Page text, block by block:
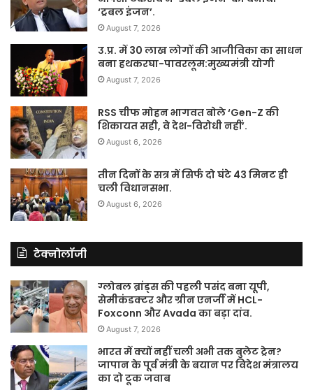
‘ट्रबल इंजन’.
August 7, 2026
उ.प्र. में 30 लाख लोगों की आजीविका का साधन
बना हथकरघा-पावरलूम:मुख्यमंत्री योगी
August 7, 2026
RSS चीफ मोहन भागवत बोले ‘Gen-Z की
शिकायत सही, वे देश-विरोधी नहीं’.
August 6, 2026
तीन दिनों के सत्र में सिर्फ दो घंटे 43 मिनट ही
चली विधानसभा.
August 6, 2026
टेक्नोलॉजी
ग्लोबल ब्रांड्स की पहली पसंद बना यूपी,
सेमीकंडक्टर और ग्रीन एनर्जी में HCL-
Foxconn और Avada का बड़ा दांव.
August 7, 2026
भारत में क्यों नहीं चली अभी तक बुलेट ट्रेन?
जापान के पूर्व मंत्री के बयान पर विदेश मंत्रालय
का दो टूक जवाब